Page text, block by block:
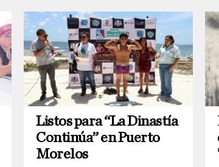
Listos para “La Dinastía
Continúa” en Puerto
Morelos